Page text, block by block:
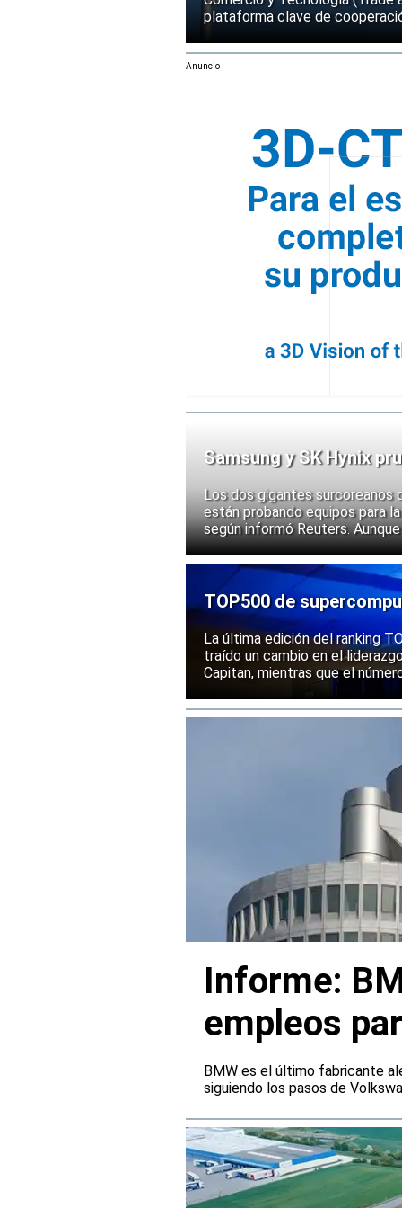
plataforma clave de
Anuncio
Samsung y SK Hynix
Los dos gigantes surcoreanos
están probando equipos para
según informó Reuters.
implementación, las acciones
ante la posibilidad de un
exportación de tecnologías
TOP500 de
mantiene una posición
La última edición del ranking
traído un cambio en el
Capitan, mientras que el
mantenido su posición entre
rendimiento.
Informe:
empleos
BMW es el último fabricante
siguiendo los pasos de